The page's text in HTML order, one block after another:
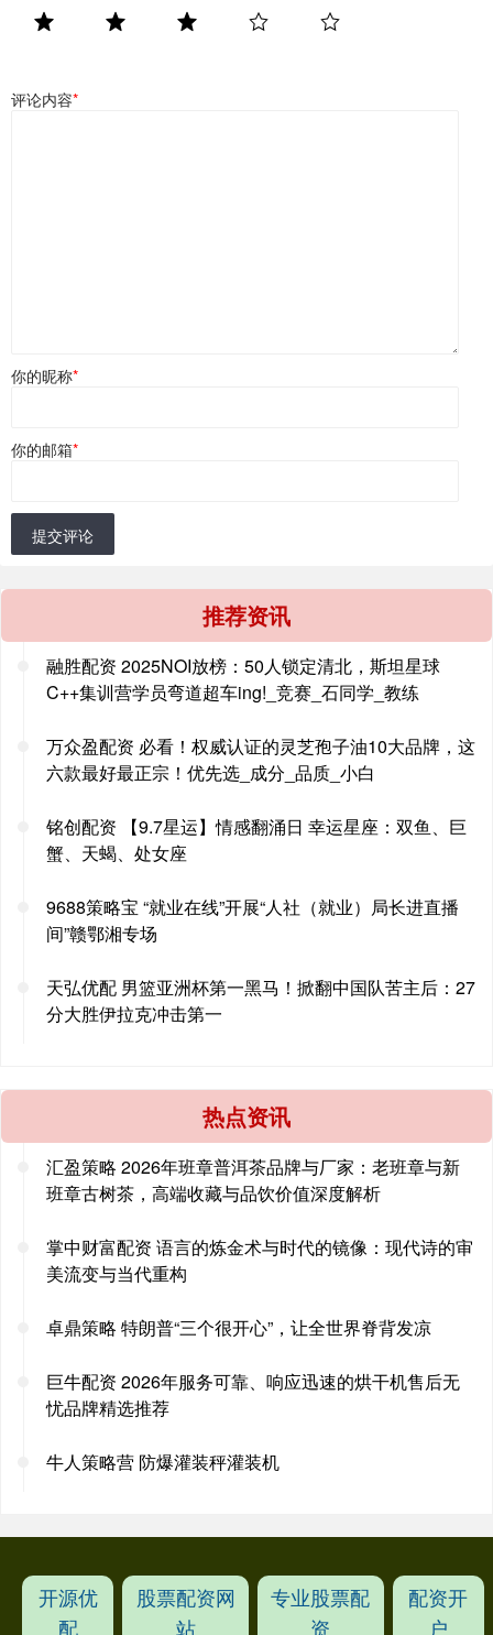
评论内容*
你的昵称*
你的邮箱*
提交评论
推荐资讯
融胜配资 2025NOI放榜：50人锁定清北，斯坦星球
C++集训营学员弯道超车ing!_竞赛_石同学_教练
万众盈配资 必看！权威认证的灵芝孢子油10大品牌，这
六款最好最正宗！优先选_成分_品质_小白
铭创配资 【9.7星运】情感翻涌日 幸运星座：双鱼、巨
蟹、天蝎、处女座
9688策略宝 “就业在线”开展“人社（就业）局长进直播
间”赣鄂湘专场
天弘优配 男篮亚洲杯第一黑马！掀翻中国队苦主后：27
分大胜伊拉克冲击第一
热点资讯
汇盈策略 2026年班章普洱茶品牌与厂家：老班章与新
班章古树茶，高端收藏与品饮价值深度解析
掌中财富配资 语言的炼金术与时代的镜像：现代诗的审
美流变与当代重构
卓鼎策略 特朗普“三个很开心”，让全世界脊背发凉
巨牛配资 2026年服务可靠、响应迅速的烘干机售后无
忧品牌精选推荐
牛人策略营 防爆灌装秤灌装机
开源优
配
股票配资网
站
专业股票配
资
配资开
户